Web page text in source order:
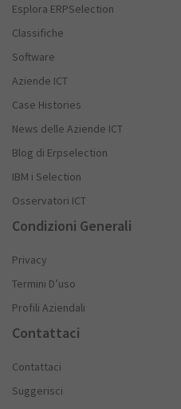
Esplora ERPSelection
Classifiche
Software
Aziende ICT
Case Histories
News delle Aziende ICT
Blog di Erpselection
IBM i Selection
Osservatori ICT
Condizioni Generali
Privacy
Termini D’uso
Profili Aziendali
Contattaci
Contattaci
Suggerisci